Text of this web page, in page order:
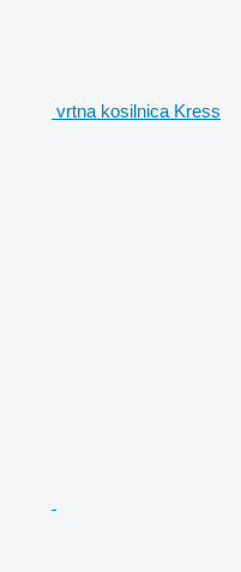
vrtna kosilnica Kress